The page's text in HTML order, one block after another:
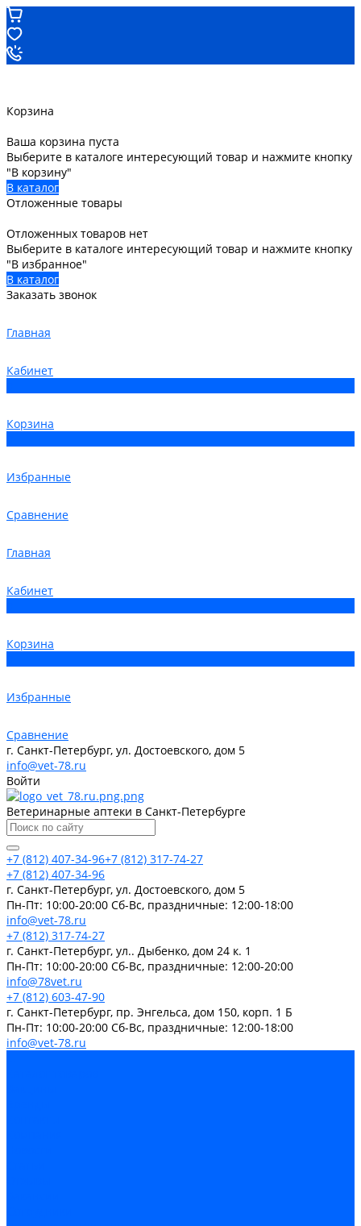
Корзина
Ваша корзина пуста
Выберите в каталоге интересующий товар и нажмите кнопку
"В корзину"
В каталог
Отложенные товары
Отложенных товаров нет
Выберите в каталоге интересующий товар и нажмите кнопку
"В избранное"
В каталог
Заказать звонок
Главная
Кабинет
Корзина
Избранные
Сравнение
Главная
Кабинет
Корзина
Избранные
Сравнение
г. Санкт-Петербург, ул. Достоевского, дом 5
info@vet-78.ru
Войти
Ветеринарные аптеки в Санкт-Петербурге
+7 (812) 407-34-96+7 (812) 317-74-27
+7 (812) 407-34-96
г. Санкт-Петербург, ул. Достоевского, дом 5
Пн-Пт: 10:00-20:00 Cб-Вс, праздничные: 12:00-18:00
info@vet-78.ru
+7 (812) 317-74-27
г. Санкт-Петербург, ул.. Дыбенко, дом 24 к. 1
Пн-Пт: 10:00-20:00 Cб-Вс, праздничные: 12:00-20:00
info@78vet.ru
+7 (812) 603-47-90
г. Санкт-Петербург, пр. Энгельса, дом 150, корп. 1 Б
Пн-Пт: 10:00-20:00 Cб-Вс, праздничные: 12:00-18:00
info@vet-78.ru